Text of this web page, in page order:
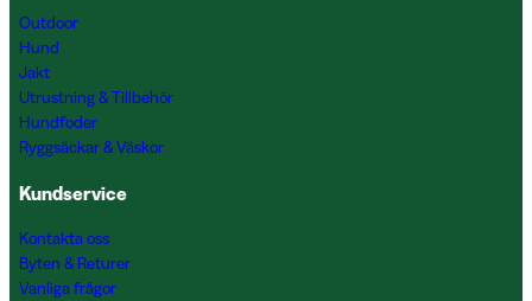
Outdoor
Hund
Jakt
Utrustning & Tillbehör
Hundfoder
Ryggsäckar & Väskor
Kundservice
Kontakta oss
Byten & Returer
Vanliga frågor